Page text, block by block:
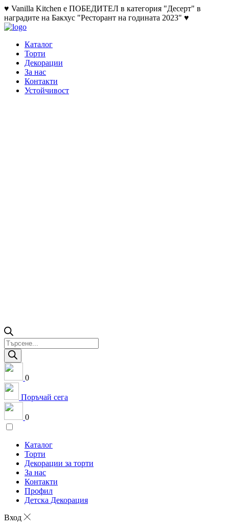
♥ Vanilla Kitchen е ПОБЕДИТЕЛ в категория "Десерт" в
наградите на Бакхус "Ресторант на годината 2023" ♥
Каталог
Торти
Декорации
За нас
Контакти
Устойчивост
Products
search
0
Поръчай сега
0
Каталог
Торти
Декорации за торти
За нас
Контакти
Профил
Детска Декорация
Вход